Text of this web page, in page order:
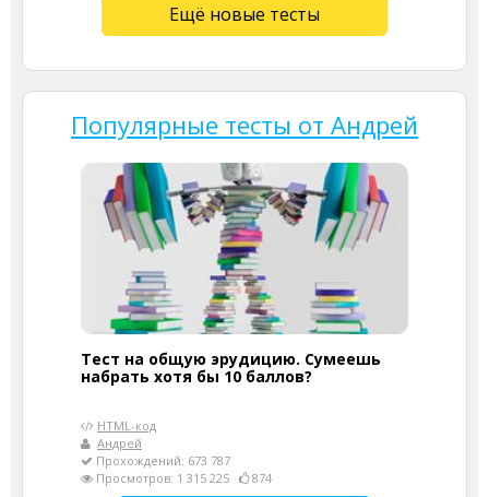
Ещё новые тесты
Популярные тесты от Андрей
Тест на общую эрудицию. Сумеешь
набрать хотя бы 10 баллов?
HTML-код
Андрей
Прохождений: 673 787
Просмотров: 1 315 225
874